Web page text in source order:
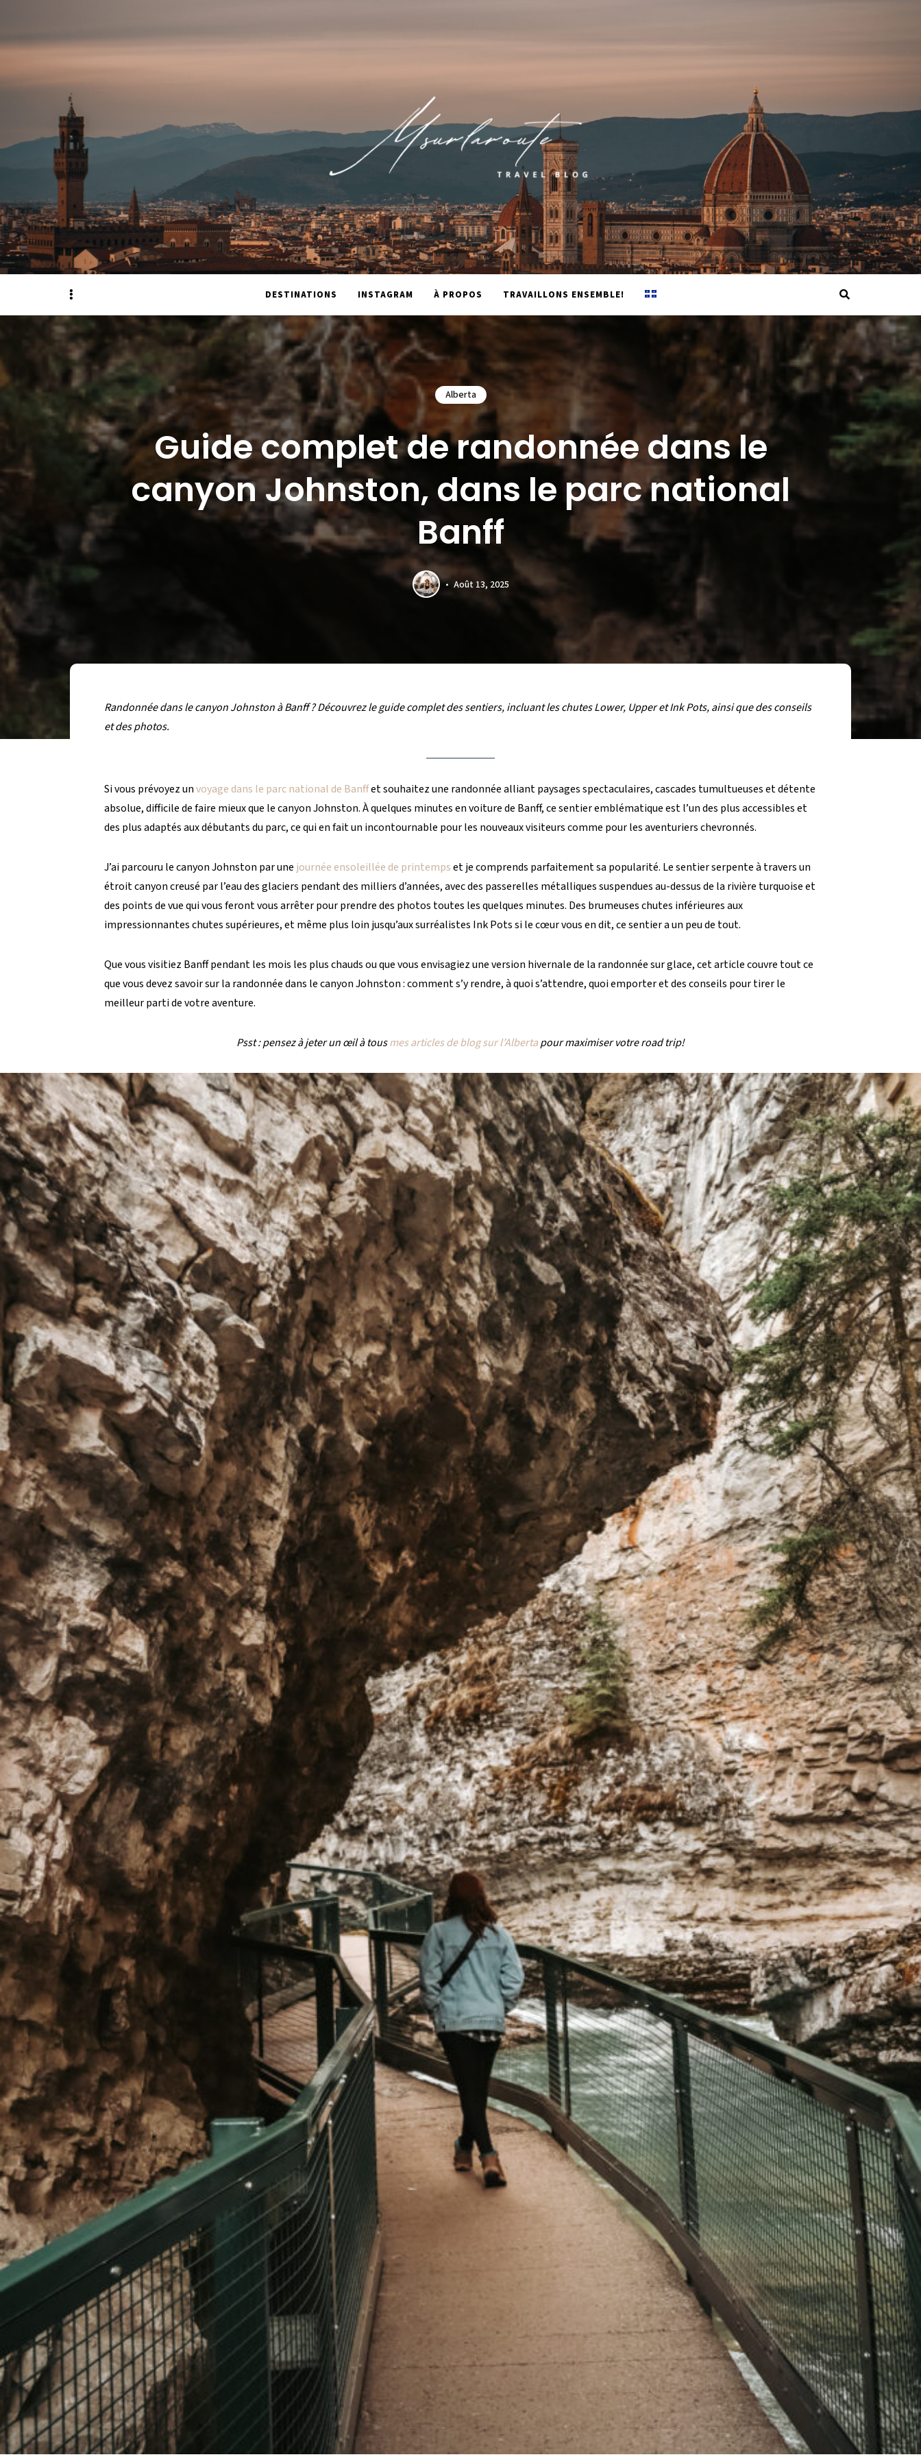
DESTINATIONS INSTAGRAM À PROPOS TRAVAILLONS ENSEMBLE!
Sidebar Search
Alberta
Guide complet de randonnée dans le
canyon Johnston, dans le parc national
Banff
Août 13, 2025
Randonnée dans le canyon Johnston à Banff ? Découvrez le guide complet des sentiers, incluant les chutes Lower, Upper et Ink Pots, ainsi que des conseils
et des photos.
Si vous prévoyez unvoyage dans le parc national de Banffet souhaitez une randonnée alliant paysages spectaculaires, cascades tumultueuses et détente
absolue, difficile de faire mieux que le canyon Johnston. À quelques minutes en voiture de Banff, ce sentier emblématique est l’un des plus accessibles et
des plus adaptés aux débutants du parc, ce qui en fait un incontournable pour les nouveaux visiteurs comme pour les aventuriers chevronnés.
J’ai parcouru le canyon Johnston par une journée ensoleillée de printempset je comprends parfaitement sa popularité. Le sentier serpente à travers un
étroit canyon creusé par l’eau des glaciers pendant des milliers d’années, avec des passerelles métalliques suspendues au-dessus de la rivière turquoise et
des points de vue qui vous feront vous arrêter pour prendre des photos toutes les quelques minutes. Des brumeuses chutes inférieures aux
impressionnantes chutes supérieures, et même plus loin jusqu’aux surréalistes Ink Pots si le cœur vous en dit, ce sentier a un peu de tout.
Que vous visitiez Banff pendant les mois les plus chauds ou que vous envisagiez une version hivernale de la randonnée sur glace, cet article couvre tout ce
que vous devez savoir sur la randonnée dans le canyon Johnston : comment s’y rendre, à quoi s’attendre, quoi emporter et des conseils pour tirer le
meilleur parti de votre aventure.
Psst : pensez à jeter un œil à tousmes articles de blog sur l’Albertapour maximiser votre road trip!